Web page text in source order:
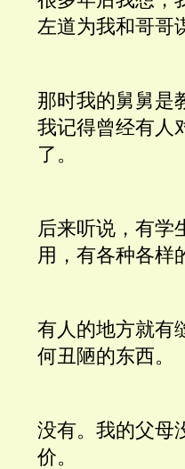
左道为我和哥哥
那时我的舅舅是
我记得曾经有人
了。
后来听说，有学
用，有各种各样
有人的地方就有
何丑陋的东西。
没有。我的父母
价。